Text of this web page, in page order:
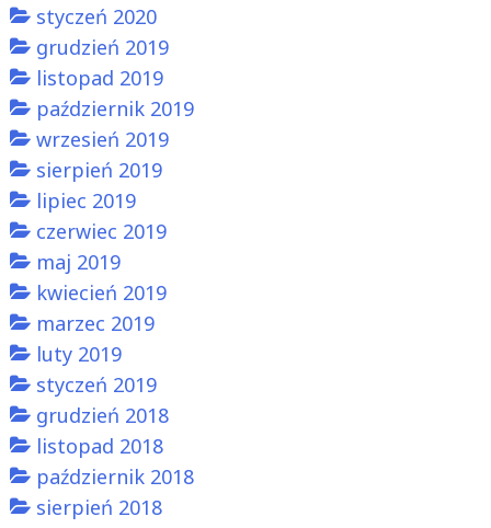
styczeń 2020
grudzień 2019
listopad 2019
październik 2019
wrzesień 2019
sierpień 2019
lipiec 2019
czerwiec 2019
maj 2019
kwiecień 2019
marzec 2019
luty 2019
styczeń 2019
grudzień 2018
listopad 2018
październik 2018
sierpień 2018